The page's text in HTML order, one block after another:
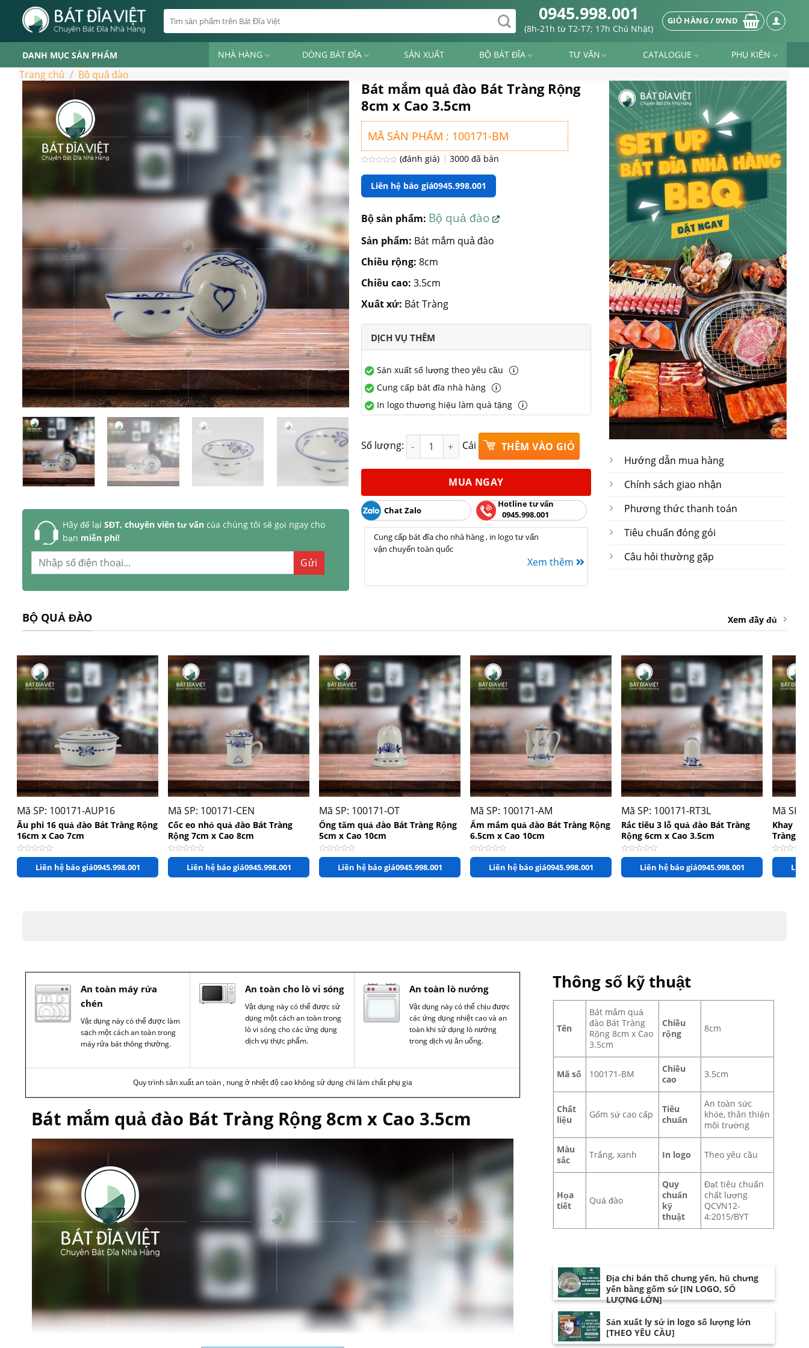
content
Tìm
kiếm:
0945.998.001
(8h-21h từ T2-T7; 17h Chủ Nhật)
GIỎ HÀNG /0VND
DANH MỤC SẢN PHẨM NHÀ HÀNG DÒNG BÁT ĐĨA SẢN XUẤT BỘ BÁT ĐĨA TƯ VẤN CATALOGUE PHỤ KIỆN
Trang chủ / Bộ quả đào
Hãy để lại SĐT, chuyên viên tư vấncủa chúng tôi sẽ gọi ngay cho
bạn miễn phí!
Bát mắm quả đào Bát Tràng Rộng
8cm x Cao 3.5cm
MÃ SẢN PHẨM : 100171-BM
xếp
hạng
5
(đánh giá) 3000 đã bán
Liên hệ báo giá0945.998.001
Bộ sản phẩm: Bộ quả đào
Sản phẩm: Bát mắm quả đào
Chiều rộng: 8cm
Chiều cao: 3.5cm
Xuất xứ: Bát Tràng
DỊCH VỤ THÊM
Sản xuất số lượng theo yêu cầu
Cung cấp bát đĩa nhà hàng
In logo thương hiệu làm quà tặng
Số lượng: Bát mắm quả đào Bát Tràng Rộng 8cm x Cao 3.5cm số lượng
Cái THÊM VÀO GIỎ
MUA NGAY
Chat Zalo
Hotline tư vấn
0945.998.001
Cung cấp bát đĩa cho nhà hàng , in logo tư vấn
vận chuyển toàn quốc
Xem thêm
Hướng dẫn mua hàng
Chính sách giao nhận
Phương thức thanh toán
Tiêu chuẩn đóng gói
Câu hỏi thường gặp
BỘ QUẢ ĐÀO Xem đầy đủ
+
Mã SP: 100171-AUP16
Âu phi 16 quả đào Bát Tràng Rộng
16cm x Cao 7cm
Được xếp hạng05 sao
Liên hệ báo giá0945.998.001
+
Mã SP: 100171-CEN
Cốc eo nhỏ quả đào Bát Tràng
Rộng 7cm x Cao 8cm
Được xếp hạng05 sao
Liên hệ báo giá0945.998.001
+
Mã SP: 100171-OT
Ống tăm quả đào Bát Tràng Rộng
5cm x Cao 10cm
Được xếp hạng05 sao
Liên hệ báo giá0945.998.001
+
Mã SP: 100171-AM
Ấm mắm quả đào Bát Tràng Rộng
6.5cm x Cao 10cm
Được xếp hạng05 sao
Liên hệ báo giá0945.998.001
+
Mã SP: 100171-RT3L
Rắc tiêu 3 lỗ quả đào Bát Tràng
Rộng 6cm x Cao 3.5cm
Được xếp hạng05 sao
Liên hệ báo giá0945.998.001
+
Mã SP:
Khay
Tràng
Được xếp
An toàn máy rửa
chén
Vật dụng này có thể được làm
sạch một cách an toàn trong
máy rửa bát thông thường.
An toàn cho lò vi sóng
Vật dụng này có thể được sử
dụng một cách an toàn trong
lò vi sóng cho các ứng dụng
dịch vụ thực phẩm.
An toàn lò nướng
Vật dụng này có thể chịu được
các ứng dụng nhiệt cao và an
toàn khi sử dụng lò nướng
trong dịch vụ ăn uống.
Quy trình sản xuất an toàn , nung ở nhiệt độ cao không sử dụng chì làm chất phụ gia
Bát mắm quả đào Bát Tràng Rộng 8cm x Cao 3.5cm
Thông số kỹ thuật
Tên
Bát mắm quả
đào Bát Tràng
Rộng 8cm x Cao
3.5cm
Chiều
rộng
8cm
Mã số 100171-BM
Chiều
cao
3.5cm
Chất
liệu
Gốm sứ cao cấp
Tiêu
chuẩn
An toàn sức
khỏe, thân thiện
môi trường
Màu
sắc
Trắng, xanh In logo Theo yêu cầu
Họa
tiết
Quả đào
Quy
chuẩn
kỹ
thuật
Đạt tiêu chuẩn
chất lượng
QCVN12-
4:2015/BYT
Địa chỉ bán thố chưng yến, hũ chưng
yến bằng gốm sứ [IN LOGO, SỐ
LƯỢNG LỚN]
Sản xuất ly sứ in logo số lượng lớn
[THEO YÊU CẦU]